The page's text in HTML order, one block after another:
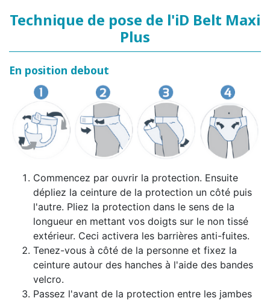
Technique de pose de l'iD Belt Maxi
Plus
En position debout
Commencez par ouvrir la protection. Ensuite
dépliez la ceinture de la protection un côté puis
l'autre. Pliez la protection dans le sens de la
longueur en mettant vos doigts sur le non tissé
extérieur. Ceci activera les barrières anti-fuites.
Tenez-vous à côté de la personne et fixez la
ceinture autour des hanches à l'aide des bandes
velcro.
Passez l'avant de la protection entre les jambes